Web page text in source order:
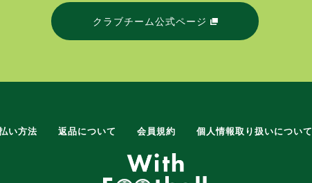
クラブチーム公式ページ
い方法 返品について 会員規約 個人情報取り扱いについて